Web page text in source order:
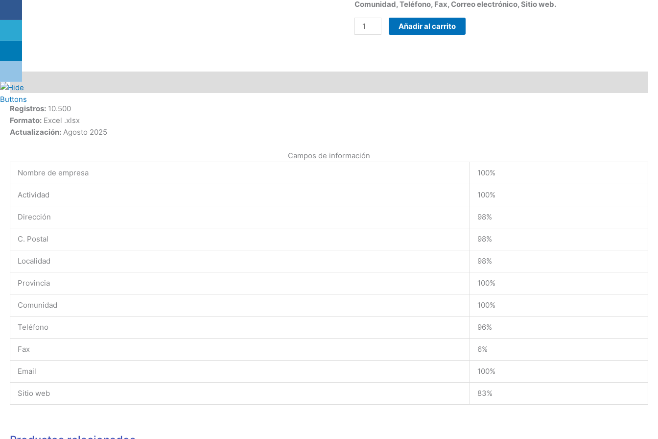
Comunidad, Teléfono, Fax, Correo electrónico, Sitio web.
Añadir al carrito
Descripción
Registros: 10.500
Formato: Excel .xlsx
Actualización: Agosto 2025
Campos de información
Nombre de empresa
100%
Actividad 100%
Dirección 98%
C. Postal 98%
Localidad 98%
Provincia 100%
Comunidad 100%
Teléfono 96%
Fax 6%
Email 100%
Sitio web 83%